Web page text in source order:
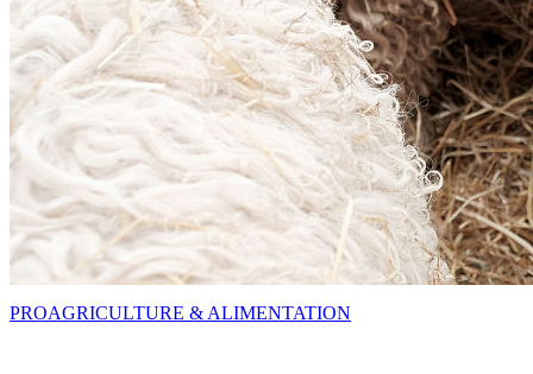
PROAGRICULTURE & ALIMENTATION